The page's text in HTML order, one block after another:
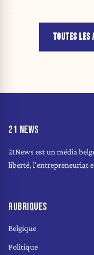
TOUTES LES
21 NEWS
21News est un média
liberté, l'entrepreneuriat
RUBRIQUES
Belgique
Politique